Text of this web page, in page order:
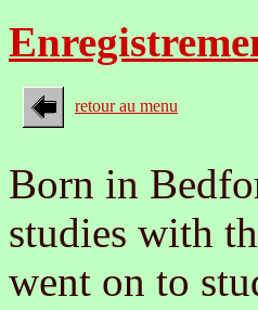
retour au menu
Born in
studies with
went on to